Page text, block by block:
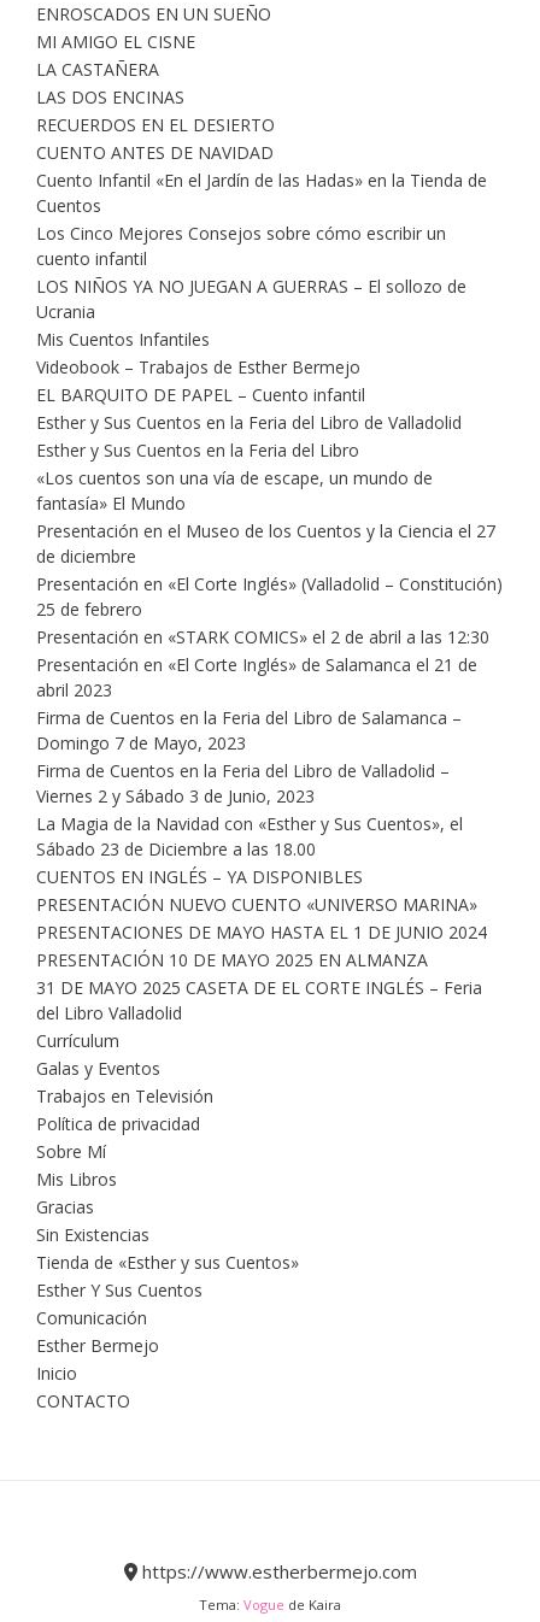
ENROSCADOS EN UN SUEÑO
MI AMIGO EL CISNE
LA CASTAÑERA
LAS DOS ENCINAS
RECUERDOS EN EL DESIERTO
CUENTO ANTES DE NAVIDAD
Cuento Infantil «En el Jardín de las Hadas» en la Tienda de
Cuentos
Los Cinco Mejores Consejos sobre cómo escribir un
cuento infantil
LOS NIÑOS YA NO JUEGAN A GUERRAS – El sollozo de
Ucrania
Mis Cuentos Infantiles
Videobook – Trabajos de Esther Bermejo
EL BARQUITO DE PAPEL – Cuento infantil
Esther y Sus Cuentos en la Feria del Libro de Valladolid
Esther y Sus Cuentos en la Feria del Libro
«Los cuentos son una vía de escape, un mundo de
fantasía» El Mundo
Presentación en el Museo de los Cuentos y la Ciencia el 27
de diciembre
Presentación en «El Corte Inglés» (Valladolid – Constitución)
25 de febrero
Presentación en «STARK COMICS» el 2 de abril a las 12:30
Presentación en «El Corte Inglés» de Salamanca el 21 de
abril 2023
Firma de Cuentos en la Feria del Libro de Salamanca –
Domingo 7 de Mayo, 2023
Firma de Cuentos en la Feria del Libro de Valladolid –
Viernes 2 y Sábado 3 de Junio, 2023
La Magia de la Navidad con «Esther y Sus Cuentos», el
Sábado 23 de Diciembre a las 18.00
CUENTOS EN INGLÉS – YA DISPONIBLES
PRESENTACIÓN NUEVO CUENTO «UNIVERSO MARINA»
PRESENTACIONES DE MAYO HASTA EL 1 DE JUNIO 2024
PRESENTACIÓN 10 DE MAYO 2025 EN ALMANZA
31 DE MAYO 2025 CASETA DE EL CORTE INGLÉS – Feria
del Libro Valladolid
Currículum
Galas y Eventos
Trabajos en Televisión
Política de privacidad
Sobre Mí
Mis Libros
Gracias
Sin Existencias
Tienda de «Esther y sus Cuentos»
Esther Y Sus Cuentos
Comunicación
Esther Bermejo
Inicio
CONTACTO
https://www.estherbermejo.com
Tema: Vogue de Kaira